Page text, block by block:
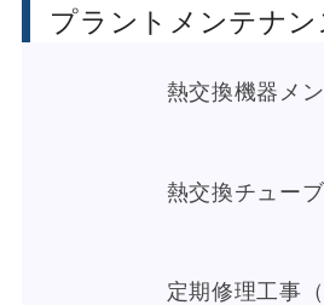
プラントメンテナン
熱交換機器メ
熱交換チュー
定期修理工事（